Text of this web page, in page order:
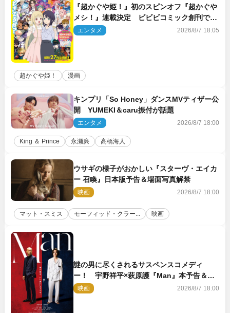
『超かぐや姫！』初のスピンオフ『超かぐや
メシ！』連載決定 ビビビコミック創刊で31
作品一挙公開
エンタメ 2026/8/7 18:05
超かぐや姫！ 漫画
キンプリ「So Honey」ダンスMVティザー公
開 YUMEKI＆caru振付が話題
エンタメ 2026/8/7 18:00
King ＆ Prince 永瀬廉 高橋海人
ウサギの様子がおかしい『スターヴ・エイカ
ー 召喚』日本版予告＆場面写真解禁
映画 2026/8/7 18:00
マット・スミス モーフィッド・クラー... 映画
謎の男に尽くされるサスペンスコメディ
ー！ 宇野祥平×萩原護『Man』本予告＆新
ビジュアル解禁
映画 2026/8/7 18:00